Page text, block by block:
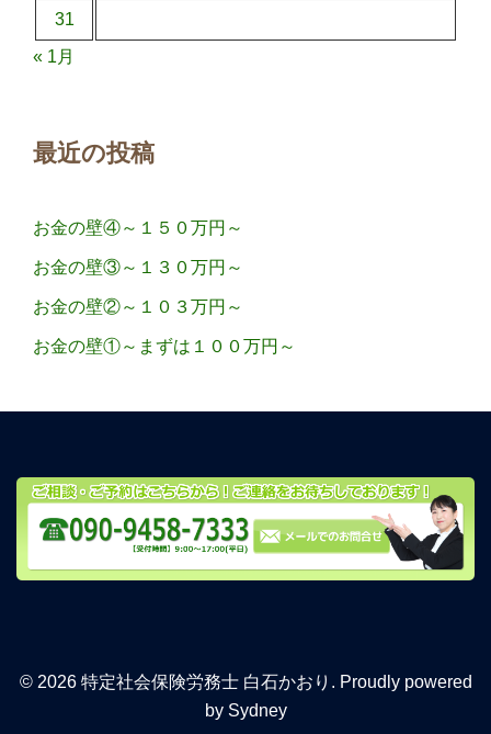
31
« 1月
最近の投稿
お金の壁④～１５０万円～
お金の壁③～１３０万円～
お金の壁②～１０３万円～
お金の壁①～まずは１００万円～
© 2026 特定社会保険労務士 白石かおり. Proudly powered
by Sydney